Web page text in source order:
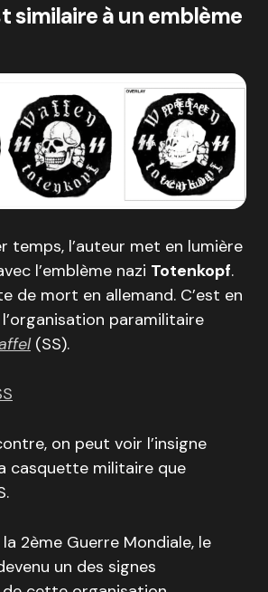
similaire à un emblème
temps, l’auteur met en lumière
l’emblème nazi Totenkopf.
de mort en allemand. C’est en
paramilitaire
(SS).
on peut voir l’insigne
casquette militaire que
2ème Guerre Mondiale, le
un des signes